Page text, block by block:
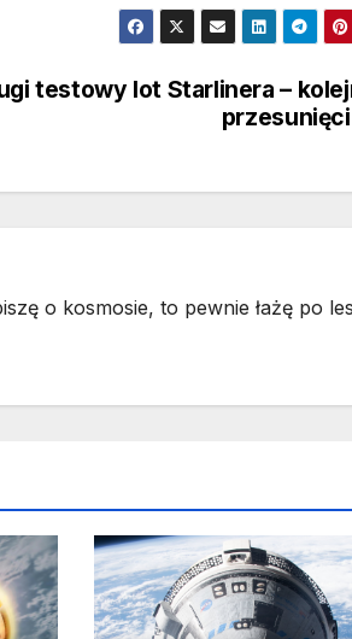
testowy lot Starlinera –
o kosmosie, to pewnie łażę po